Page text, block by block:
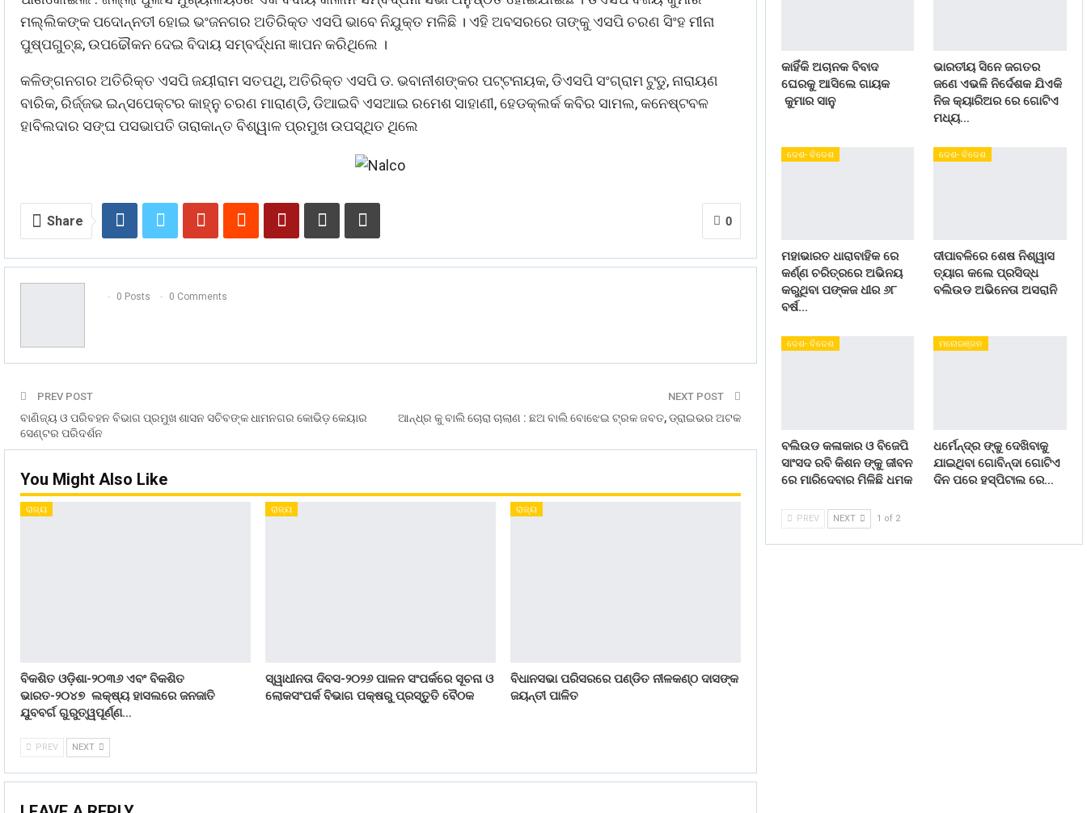
ମଲ୍ଲିକଙ୍କ ପଦୋନ୍ନତୀ ହୋଇ ଭଂଜନଗର ଅତିରିକ୍ତ ଏସପି ଭାବେ ନିଯୁକ୍ତ ମଳିଛି । ଏହି ଅବସରରେ ତାଙ୍କୁ ଏସପି ଚରଣ ସିଂହ ମୀନା
ପୁଷ୍ପଗୁଚ୍ଛ, ଉପଢୌକନ ଦେଇ ବିଦାୟ ସମ୍ବର୍ଦ୍ଧନା ଜ୍ଞାପନ କରିଥିଲେ ।
କଳିଙ୍ଗନଗର ଅତିରିକ୍ତ ଏସପି ଜୟୀରାମ ସତପଥି, ଅତିରିକ୍ତ ଏସପି ଡ. ଭବାନୀଶଙ୍କର ପଟ୍ଟନାୟକ, ଡିଏସପି ସଂଗ୍ରାମ ଟୁଡୁ, ନାରାୟଣ
ବାରିକ, ରିର୍ଜ୍ଜଭ ଇନ୍ସପେକ୍ଟର କାହ୍ନୁ ଚରଣ ମାରାଣ୍ଡି, ଡିଆଇବି ଏସଆଇ ରମେଶ ସାହାଣୀ, ହେଡକ୍ଲର୍କ କବିର ସାମଲ, କନେଷ୍ଟବଳ
ହାବିଲଦାର ସଙ୍ଘ ପସଭାପତି ତାରାକାନ୍ତ ବିଶ୍ୱାଳ ପ୍ରମୁଖ ଉପସ୍ଥିତ ଥିଲେ
0
Share
0 Posts 0 Comments
PREV POST
ବାଣିଜ୍ୟ ଓ ପରିବହନ ବିଭାଗ ପ୍ରମୁଖ ଶାସନ ସଚିବଙ୍କ ଧାମନଗର କୋଭିଡ଼ କେୟାର
ସେଣ୍ଟର ପରିଦର୍ଶନ
NEXT POST
ଆନ୍ଧ୍ର କୁ ବାଲି ଚୋରା ଚାଲାଣ : ଛଅ ବାଲି ବୋଝେଇ ଟ୍ରକ ଜବତ, ଡ୍ରାଇଭର ଅଟକ
You Might Also Like
ରାଜ୍ୟ
ବିକଶିତ ଓଡ଼ିଶା-୨୦୩୬ ଏବଂ ବିକଶିତ
ଭାରତ-୨୦୪୭ ଲକ୍ଷ୍ୟ ହାସଲରେ ଜନଜାତି
ଯୁବବର୍ଗ ଗୁରୁତ୍ୱପୂର୍ଣ୍ଣ…
ରାଜ୍ୟ
ସ୍ୱାଧୀନତା ଦିବସ-୨୦୨୬ ପାଳନ ସଂପର୍କରେ ସୂଚନା ଓ
ଲୋକସଂପର୍କ ବିଭାଗ ପକ୍ଷରୁ ପ୍ରସ୍ତୁତି ବୈଠକ
ରାଜ୍ୟ
ବିଧାନସଭା ପରିସରରେ ପଣ୍ଡିତ ନୀଳକଣ୍ଠ ଦାସଙ୍କ
ଜୟନ୍ତୀ ପାଳିତ
PREV NEXT
କାହିଁକି ଅଚାନକ ବିବାଦ
ଘେରକୁ ଆସିଲେ ଗାୟକ
କୁମାର ସାନୁ
ଭାରତୀୟ ସିନେ ଜଗତର
ଜଣେ ଏଭଳି ନିର୍ଦେଶକ ଯିଏକି
ନିଜ କ୍ୟାରିଅର ରେ ଗୋଟିଏ
ମଧ୍ୟ…
ଦେଶ- ବିଦେଶ
ମହାଭାରତ ଧାରାବାହିକ ରେ
କର୍ଣ୍ଣ ଚରିତ୍ରରେ ଅଭିନୟ
କରୁଥିବା ପଙ୍କଜ ଧୀର ୬୮
ବର୍ଷ…
ଦେଶ- ବିଦେଶ
ଦୀପାବଳିରେ ଶେଷ ନିଶ୍ୱାସ
ତ୍ୟାଗ କଲେ ପ୍ରସିଦ୍ଧ
ବଲିଉଡ ଅଭିନେତା ଅସରାନି
ଦେଶ- ବିଦେଶ
ବଲିଉଡ କଳାକାର ଓ ବିଜେପି
ସାଂସଦ ରବି କିଶନ ଙ୍କୁ ଜୀବନ
ରେ ମାରିଦେବାର ମିଳିଛି ଧମକ
ମନୋରଞ୍ଜନ
ଧର୍ମେନ୍ଦ୍ର ଙ୍କୁ ଦେଖିବାକୁ
ଯାଇଥିବା ଗୋବିନ୍ଦା ଗୋଟିଏ
ଦିନ ପରେ ହସ୍ପିଟାଲ ରେ…
PREV NEXT 1 of 2